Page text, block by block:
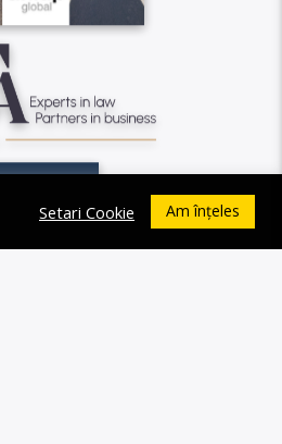
Setari Cookie Am înțeles